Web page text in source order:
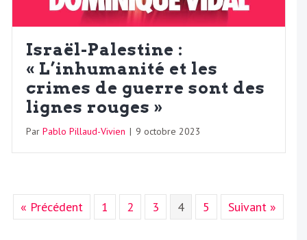
Israël-Palestine :
« L’inhumanité et les
crimes de guerre sont des
lignes rouges »
Par Pablo Pillaud-Vivien | 9 octobre 2023
« Précédent 1 2 3 4 5 Suivant »